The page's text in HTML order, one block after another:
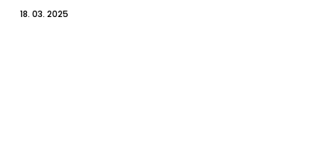
18. 03. 2025